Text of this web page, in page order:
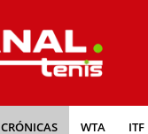
CRÓNICAS WTA ITF